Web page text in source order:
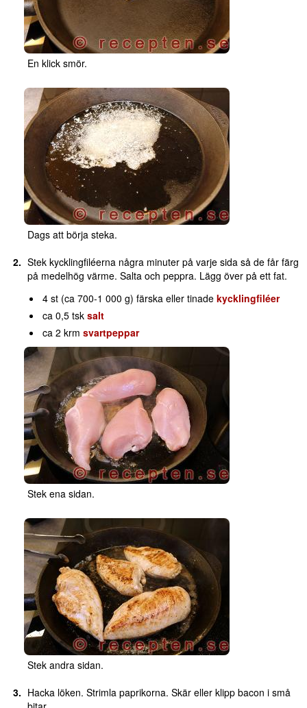
En klick smör.
Dags att börja steka.
Stek kycklingfiléerna några minuter på varje sida så de får färg
på medelhög värme. Salta och peppra. Lägg över på ett fat.
4 st (ca 700-1 000 g) färska eller tinadekycklingfiléer
ca 0,5 tsksalt
ca 2 krmsvartpeppar
Stek ena sidan.
Stek andra sidan.
Hacka löken. Strimla paprikorna. Skär eller klipp bacon i små